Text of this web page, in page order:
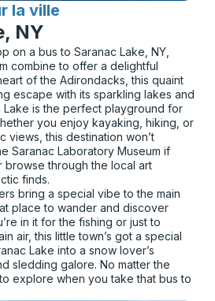
la ville
NY
on a bus to Saranac Lake, NY,
combine to offer a delightful
of the Adirondacks, this quaint
escape with its sparkling lakes and
Lake is the perfect playground for
you enjoy kayaking, hiking, or
views, this destination won’t
Saranac Laboratory Museum if
browse through the local art
finds.
bring a special vibe to the main
place to wander and discover
in it for the fishing or just to
air, this little town’s got a special
Lake into a snow lover’s
sledding galore. No matter the
explore when you take that bus to